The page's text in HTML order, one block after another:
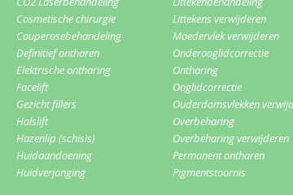
Cosmetische chirurgie
Couperosebehandeling
Definitief ontharen
Elektrische ontharing
Facelift
Gezicht fillers
Halslift
Hazenlip (schisis)
Huidaandoening
Huidverjonging
Littekens verwijderen
Moedervlek verwijderen
Onderooglidcorrectie
Ontharing
Ooglidcorrectie
Ouderdomsvlekken
Overbeharing
Overbeharing verwijderen
Permanent ontharen
Pigmentstoornis